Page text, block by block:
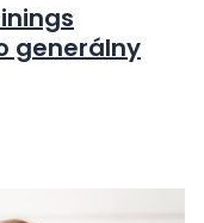
generálny